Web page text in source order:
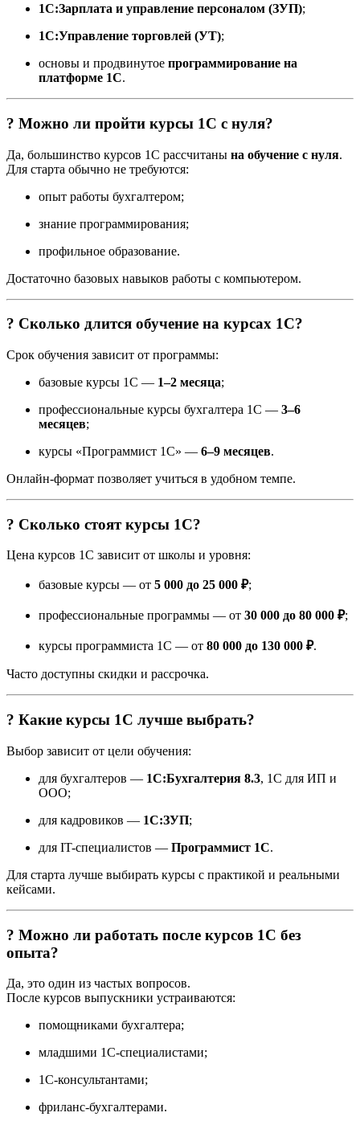
1С:Зарплата и управление персоналом (ЗУП);
1С:Управление торговлей (УТ);
основы и продвинутое программирование на
платформе 1С.
? Можно ли пройти курсы 1С с нуля?
Да, большинство курсов 1С рассчитаны на обучение с нуля.
Для старта обычно не требуются:
опыт работы бухгалтером;
знание программирования;
профильное образование.
Достаточно базовых навыков работы с компьютером.
? Сколько длится обучение на курсах 1С?
Срок обучения зависит от программы:
базовые курсы 1С — 1–2 месяца;
профессиональные курсы бухгалтера 1С — 3–6
месяцев;
курсы «Программист 1С» — 6–9 месяцев.
Онлайн-формат позволяет учиться в удобном темпе.
? Сколько стоят курсы 1С?
Цена курсов 1С зависит от школы и уровня:
базовые курсы — от 5 000 до 25 000 ₽;
профессиональные программы — от 30 000 до 80 000 ₽;
курсы программиста 1С — от 80 000 до 130 000 ₽.
Часто доступны скидки и рассрочка.
? Какие курсы 1С лучше выбрать?
Выбор зависит от цели обучения:
для бухгалтеров — 1С:Бухгалтерия 8.3, 1С для ИП и
ООО;
для кадровиков — 1С:ЗУП;
для IT-специалистов — Программист 1С.
Для старта лучше выбирать курсы с практикой и реальными
кейсами.
? Можно ли работать после курсов 1С без
опыта?
Да, это один из частых вопросов.
После курсов выпускники устраиваются:
помощниками бухгалтера;
младшими 1С-специалистами;
1С-консультантами;
фриланс-бухгалтерами.